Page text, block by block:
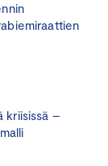
kriisissä –